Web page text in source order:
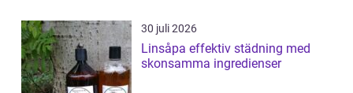
30 juli 2026
Linsåpa effektiv städning med
skonsamma ingredienser